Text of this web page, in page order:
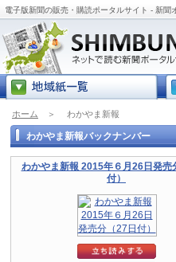
電子版新聞の販売・購読ポータルサイト - 新聞
ホーム ＞ わかやま新報
わかやま新報バックナンバー
わかやま新報 2015年６月26日発売
付）